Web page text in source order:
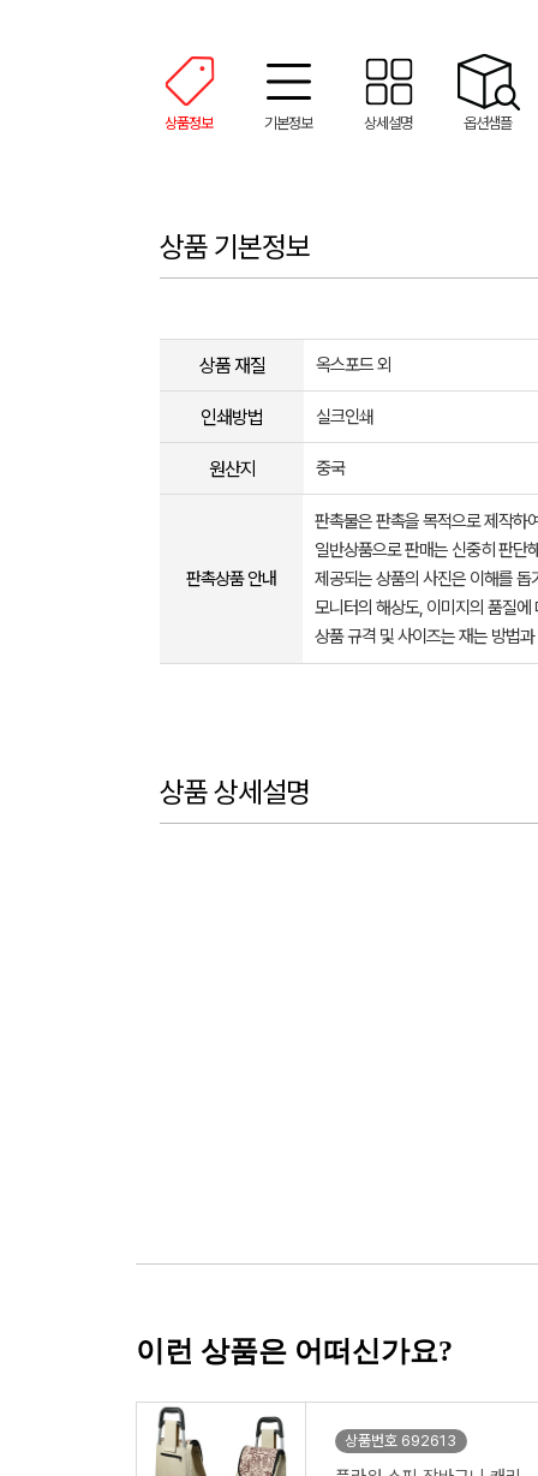
상품정보 기본정보 상세설명 옵션샘플
상품 기본정보
상품 재질 옥스포드 외
인쇄방법 실크인쇄
원산지 중국
판촉상품 안내
판촉물은 판촉을 목적으로 제작하
일반상품으로 판매는 신중히 판단
제공되는 상품의 사진은 이해를
모니터의 해상도, 이미지의 품질
상품 규격 및 사이즈는 재는 방법
상품 상세설명
이런 상품은 어떠신가요?
상품번호 692613